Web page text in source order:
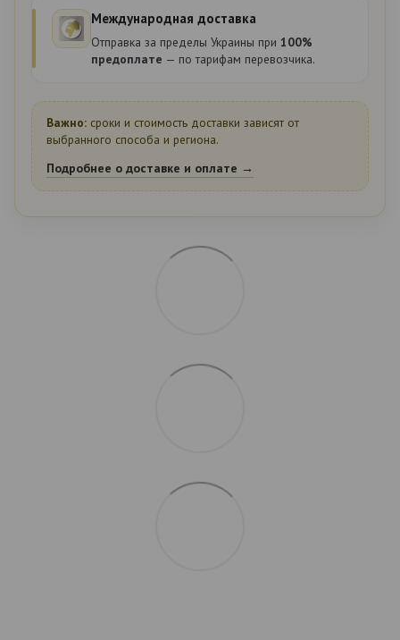
Международная доставка
Отправка за пределы Украины при 100%
предоплате — по тарифам перевозчика.
Важно: сроки и стоимость доставки зависят от
выбранного способа и региона.
Подробнее о доставке и оплате →